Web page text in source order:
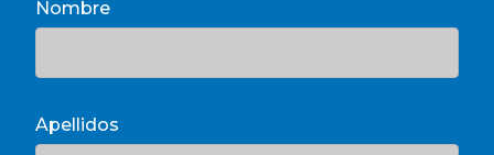
Nombre
Apellidos